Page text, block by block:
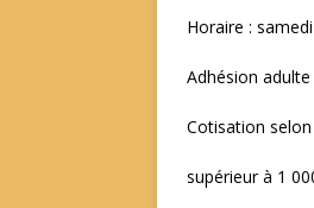
Horaire :
Adhésion
Cotisation
supérieur à 1